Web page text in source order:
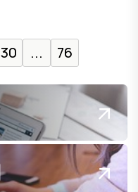
30 ... 76